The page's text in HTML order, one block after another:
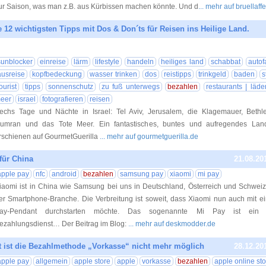
Saison, was man z.B. aus Kürbissen machen könnte. Und d ... mehr auf
12 wichtigsten Tipps mit Dos & Don´ts für Reisen ins Heilige Land.
einreise lärm lifestyle handeln heiliges land schabbat
kopfbedeckung wasser trinken dos reistipps trinkgeld baden
tipps sonnenschutz zu fuß unterwegs bezahlen
restaurants |
israel fotografieren
reisen
Tage und Nächte in Israel: Tel Aviv, Jerusalem, die Klagemauer,
und das Tote Meer. Ein fantastisches, buntes und aufregendes
auf GourmetGuerilla ... mehr auf gourmetguerilla.de
China
pay nfc android bezahlen samsung pay xiaomi
mi pay
ist in China wie Samsung bei uns in Deutschland, Österreich und
Smartphone-Branche. Die Verbreitung ist soweit, dass Xiaomi nun auch mit
Pendant durchstarten möchte. Das sogenannte Mi Pay ist ein
Der Beitrag im Blog: ... mehr auf deskmodder.de
ist die Bezahlmethode „Vorkasse“ nicht mehr möglich
pay allgemein apple store apple vorkasse bezahlen apple online